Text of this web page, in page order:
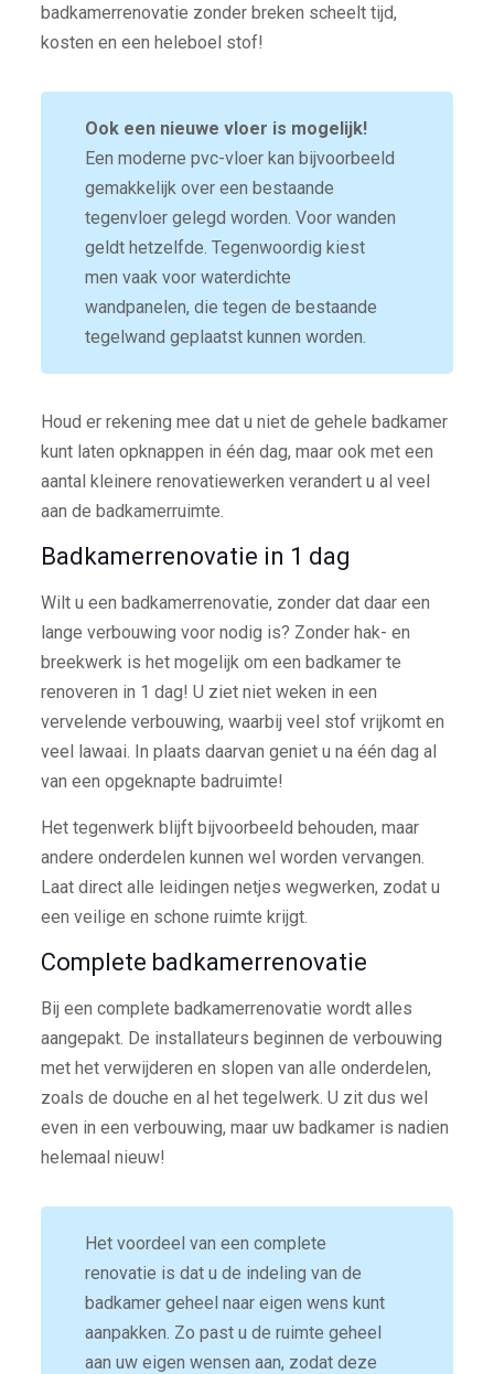
badkamerrenovatie zonder breken scheelt tijd,
kosten en een heleboel stof!
Ook een nieuwe vloer is mogelijk!
Een moderne pvc-vloer kan bijvoorbeeld
gemakkelijk over een bestaande
tegenvloer gelegd worden. Voor wanden
geldt hetzelfde. Tegenwoordig kiest
men vaak voor waterdichte
wandpanelen, die tegen de bestaande
tegelwand geplaatst kunnen worden.
Houd er rekening mee dat u niet de gehele badkamer
kunt laten opknappen in één dag, maar ook met een
aantal kleinere renovatiewerken verandert u al veel
aan de badkamerruimte.
Badkamerrenovatie in 1 dag
Wilt u een badkamerrenovatie, zonder dat daar een
lange verbouwing voor nodig is? Zonder hak- en
breekwerk is het mogelijk om een badkamer te
renoveren in 1 dag! U ziet niet weken in een
vervelende verbouwing, waarbij veel stof vrijkomt en
veel lawaai. In plaats daarvan geniet u na één dag al
van een opgeknapte badruimte!
Het tegenwerk blijft bijvoorbeeld behouden, maar
andere onderdelen kunnen wel worden vervangen.
Laat direct alle leidingen netjes wegwerken, zodat u
een veilige en schone ruimte krijgt.
Complete badkamerrenovatie
Bij een complete badkamerrenovatie wordt alles
aangepakt. De installateurs beginnen de verbouwing
met het verwijderen en slopen van alle onderdelen,
zoals de douche en al het tegelwerk. U zit dus wel
even in een verbouwing, maar uw badkamer is nadien
helemaal nieuw!
Het voordeel van een complete
renovatie is dat u de indeling van de
badkamer geheel naar eigen wens kunt
aanpakken. Zo past u de ruimte geheel
aan uw eigen wensen aan, zodat deze